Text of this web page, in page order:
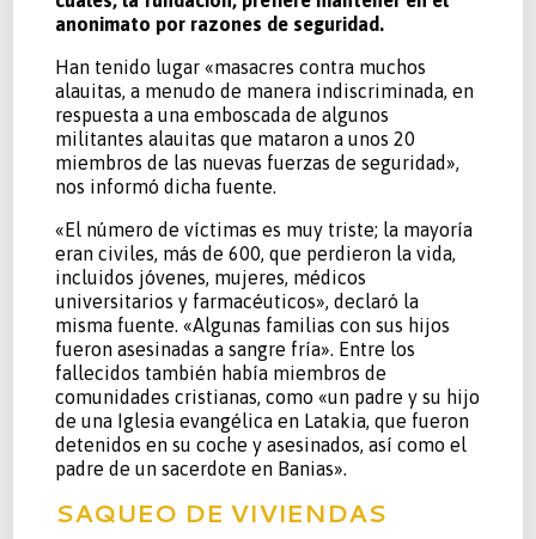
anonimato por razones de seguridad.
Han tenido lugar «masacres contra muchos
alauitas, a menudo de manera indiscriminada, en
respuesta a una emboscada de algunos
militantes alauitas que mataron a unos 20
miembros de las nuevas fuerzas de seguridad»,
nos informó dicha fuente.
«El número de víctimas es muy triste; la mayoría
eran civiles, más de 600, que perdieron la vida,
incluidos jóvenes, mujeres, médicos
universitarios y farmacéuticos», declaró la
misma fuente. «Algunas familias con sus hijos
fueron asesinadas a sangre fría». Entre los
fallecidos también había miembros de
comunidades cristianas, como «un padre y su hijo
de una Iglesia evangélica en Latakia, que fueron
detenidos en su coche y asesinados, así como el
padre de un sacerdote en Banias».
SAQUEO DE VIVIENDAS